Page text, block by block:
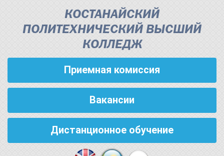
КОСТАНАЙСКИЙ
ПОЛИТЕХНИЧЕСКИЙ ВЫСШИЙ
КОЛЛЕДЖ
Приемная комиссия
Вакансии
Дистанционное обучение